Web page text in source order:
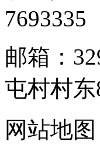
7693335
邮箱：
屯村村东
网站地图